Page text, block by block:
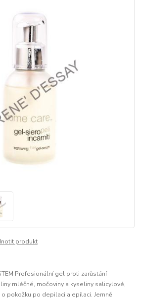
produkt
Profesionální gel proti zarůstání
mléčné, močoviny a kyseliny salicylové,
pokožku po depilaci a epilaci. Jemně